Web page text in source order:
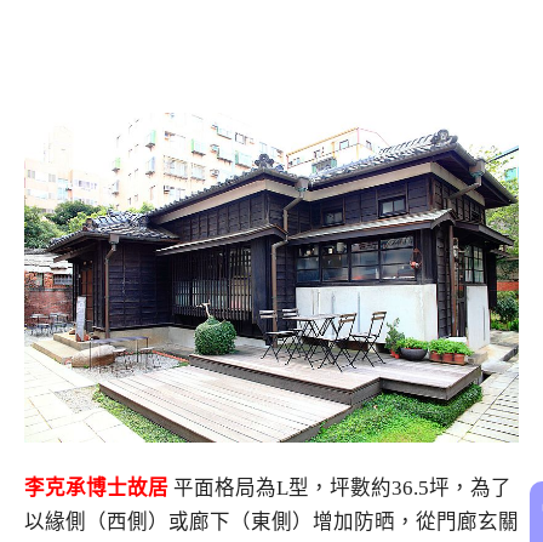
李克承博士故居 平面格局為L型，坪數約36.5坪，為了
以緣側（西側）或廊下（東側）增加防晒，從門廊玄關